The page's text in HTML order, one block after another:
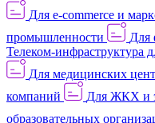
Для e-commerce и
промышленности
Для
Телеком-инфраструктура
Для медицинских
компаний
Для ЖКХ и
образовательных